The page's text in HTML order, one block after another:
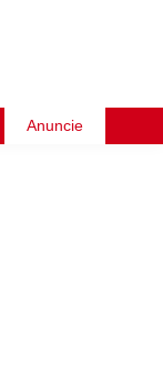
Anuncie